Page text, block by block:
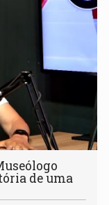
de uma